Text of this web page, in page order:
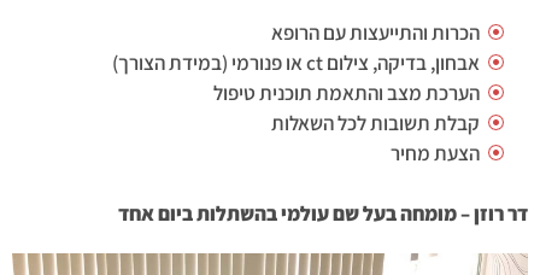
הכרות והתייעצות עם הרופא
אבחון, בדיקה, צילום ct או פנורמי (במידת הצורך)
הערכת מצב והתאמת תוכנית טיפול
קבלת תשובות לכל השאלות
הצעת מחיר
דר רוזן – מומחה בעל שם עולמי בהשתלות ביום אחד